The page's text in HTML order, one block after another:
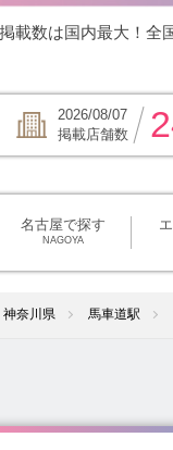
載数は国内最大！全
2026/08/07
掲載店舗数
名古屋で探す
NAGOYA
神奈川県 馬車道駅